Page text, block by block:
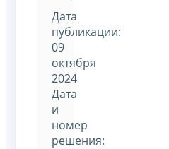
Дата
публикации:
09
октября
2024
Дата
и
номер
решения: